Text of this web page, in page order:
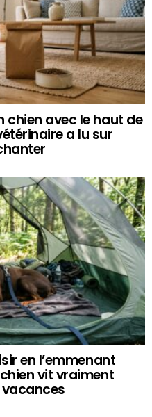
chien avec le haut de
a lu sur
en l’emmenant
vit vraiment
vacances